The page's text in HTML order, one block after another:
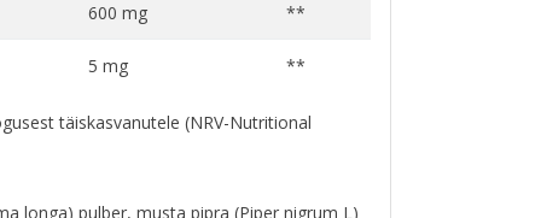
600 mg **
5 mg **
täiskasvanutele (NRV-Nutritional
longa) pulber, musta pipra (Piper nigrum L)